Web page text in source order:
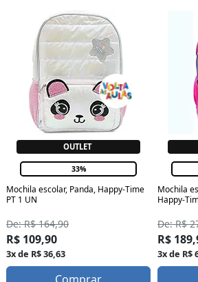
OUTLET
33%
Mochila escolar, Panda, Happy-Time
PT 1 UN
De: R$ 164,90
R$ 109,90
3x de R$ 36,63
Mochila
Happy-
De: R$
R$
3x de R$